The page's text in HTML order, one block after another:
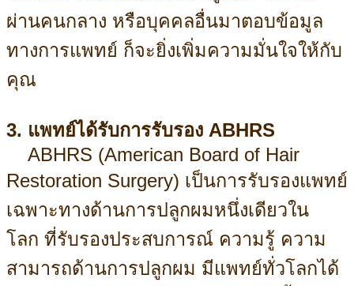
ผ่านคนกลาง หรือบุคคลอื่นมาตอบข้อมูล
ทางการแพทย์ ก็จะยิ่งเพิ่มความมั่นใจให้กับ
คุณ
3. แพทย์ได้รับการรับรอง ABHRS
ABHRS (American Board of Hair
Restoration Surgery) เป็นการรับรองแพทย์
เฉพาะทางด้านการปลูกผมหนึ่งเดียวใน
โลก ที่รับรองประสบการณ์ ความรู้ ความ
สามารถด้านการปลูกผม มีแพทย์ทั่วโลกได้